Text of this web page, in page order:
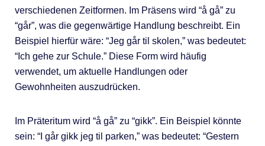
verschiedenen Zeitformen. Im Präsens wird “å gå” zu
“går”, was die gegenwärtige Handlung beschreibt. Ein
Beispiel hierfür wäre: “Jeg går til skolen,” was bedeutet:
“Ich gehe zur Schule.” Diese Form wird häufig
verwendet, um aktuelle Handlungen oder
Gewohnheiten auszudrücken.
Im Präteritum wird “å gå” zu “gikk”. Ein Beispiel könnte
sein: “I går gikk jeg til parken,” was bedeutet: “Gestern